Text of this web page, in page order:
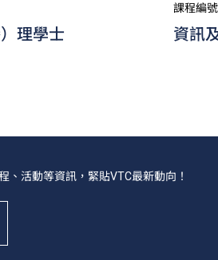
理學士
課程編
資訊
、活動等資訊，緊貼VTC最新動向！